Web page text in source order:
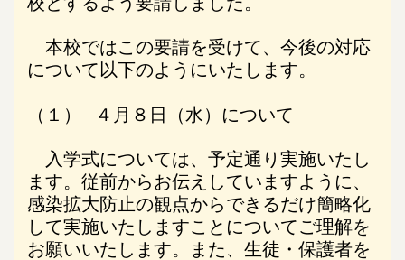
本校ではこの要請を受けて、今後の対応
について以下のようにいたします。
（１） ４月８日（水）について
入学式については、予定通り実施いたし
ます。従前からお伝えしていますように、
感染拡大防止の観点からできるだけ簡略化
して実施いたしますことについてご理解を
お願いいたします。また、生徒・保護者を